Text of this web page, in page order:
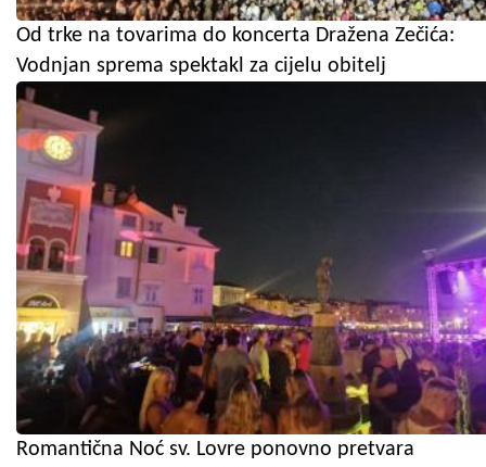
Od trke na tovarima do koncerta Dražena Zečića:
Vodnjan sprema spektakl za cijelu obitelj
Romantična Noć sv. Lovre ponovno pretvara